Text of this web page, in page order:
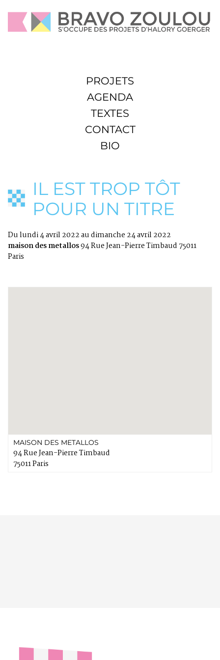
PROJETS
AGENDA
TEXTES
CONTACT
BIO
IL EST TROP TÔT
POUR UN TITRE
Du lundi 4 avril 2022 au dimanche 24 avril 2022
maison des metallos94 Rue Jean-Pierre Timbaud 75011
Paris
MAISON DES METALLOS
94 Rue Jean-Pierre Timbaud
75011 Paris